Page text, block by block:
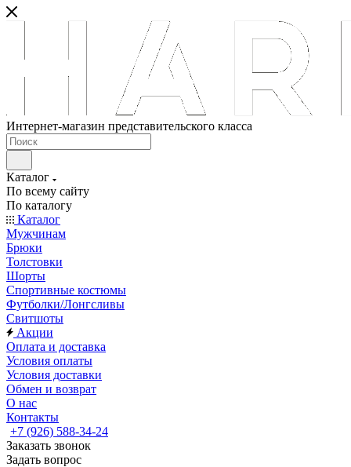
Интернет-магазин представительского класса
Каталог
По всему сайту
По каталогу
Каталог
Мужчинам
Брюки
Толстовки
Шорты
Спортивные костюмы
Футболки/Лонгсливы
Свитшоты
Акции
Оплата и доставка
Условия оплаты
Условия доставки
Обмен и возврат
О нас
Контакты
+7 (926) 588-34-24
Заказать звонок
Задать вопрос